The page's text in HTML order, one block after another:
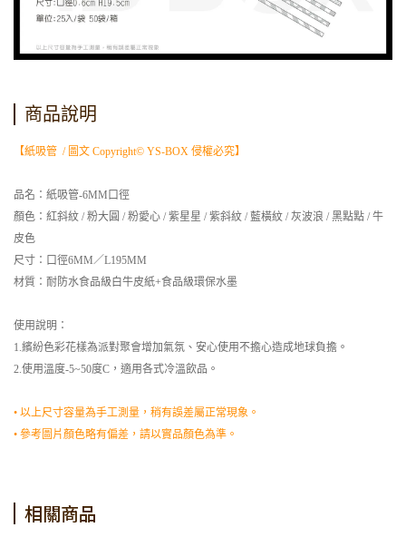
商品說明
【紙吸管 / 圖文 Copyright© YS-BOX 侵權必究】
品名：紙吸管-6MM口徑
顏色：紅斜紋 / 粉大圓 / 粉愛心 / 紫星星 / 紫斜紋 / 藍橫紋 / 灰波浪 / 黑點點 / 牛
皮色
尺寸：口徑6MM／L195MM
材質：耐防水食品級白牛皮紙+食品級環保水墨
使用說明：
1.繽紛色彩花樣為派對聚會增加氣氛、安心使用不擔心造成地球負擔。
2.使用溫度-5~50度C，適用各式冷溫飲品。
• 以上尺寸容量為手工測量，稍有誤差屬正常現象。
• 參考圖片顏色略有偏差，請以實品顏色為準。
相關商品